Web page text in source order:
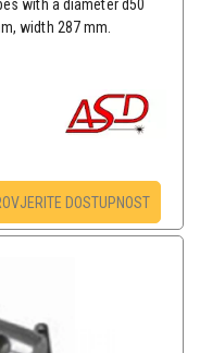
with a diameter d50
width 287 mm.
DOSTUPNOST